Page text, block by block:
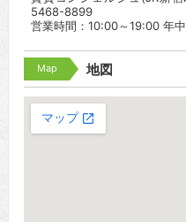
5468-8899
営業時間：10:00～19:00 年
Map 地図